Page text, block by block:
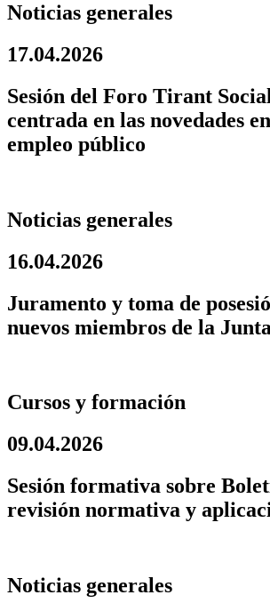
Noticias generales
17.04.2026
Sesión del Foro Tirant
centrada en las novedades
empleo público
Noticias generales
16.04.2026
Juramento y toma de
nuevos miembros de la
Cursos y formación
09.04.2026
Sesión formativa sobre
revisión normativa y
Noticias generales